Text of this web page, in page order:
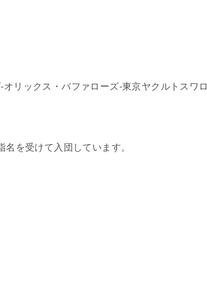
リックス・バファローズ‐東京ヤクルトスワロ
を受けて入団しています。